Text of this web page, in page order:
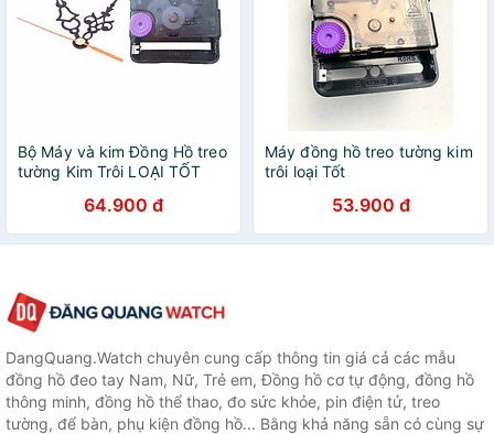
Bộ Máy và kim Đồng Hồ treo
tường Kim Trôi LOẠI TỐT
64.900 đ
Máy đồng hồ treo tường kim
trôi loại Tốt
53.900 đ
DangQuang.Watch chuyên cung cấp thông tin giá cả các mẫu
đồng hồ đeo tay Nam, Nữ, Trẻ em, Đồng hồ cơ tự động, đồng hồ
thông minh, đồng hồ thể thao, đo sức khỏe, pin điện tử, treo
tường, để bàn, phụ kiện đồng hồ... Bằng khả năng sẵn có cùng sự